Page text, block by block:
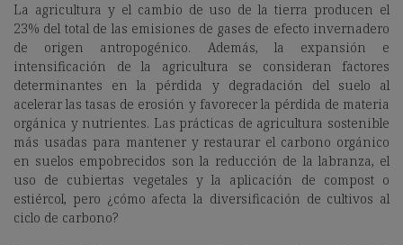
La agricultura y el cambio de uso de la tierra producen el
23% del total de las emisiones de gases de efecto invernadero
de origen antropogénico. Además, la expansión e
intensificación de la agricultura se consideran factores
determinantes en la pérdida y degradación del suelo al
acelerar las tasas de erosión y favorecer la pérdida de materia
orgánica y nutrientes. Las prácticas de agricultura sostenible
más usadas para mantener y restaurar el carbono orgánico
en suelos empobrecidos son la reducción de la labranza, el
uso de cubiertas vegetales y la aplicación de compost o
estiércol, pero ¿cómo afecta la diversificación de cultivos al
ciclo de carbono?